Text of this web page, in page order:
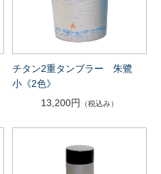
チタン2重タンブラー 朱鷺
小《2色》
13,200円
（税込み）